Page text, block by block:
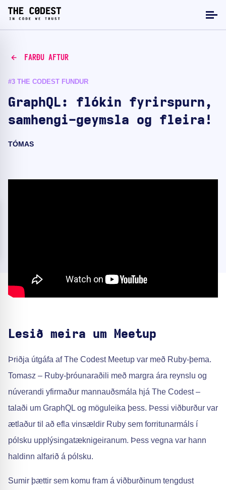
FARÐU AFTUR
#3 THE CODEST FUNDUR
GraphQL: flókin fyrirspurn,
samhengi-geymsla og fleira!
TÓMAS
Lesið meira um Meetup
Þriðja útgáfa af The Codest Meetup var með Ruby-þema.
Tomasz – Ruby-þróunaraðili með margra ára reynslu og
núverandi yfirmaður mannauðsmála hjá The Codest –
talaði um GraphQL og möguleika þess. Þessi viðburður var
ætlaður til að efla vinsældir Ruby sem forritunarmáls í
pólsku upplýsingatæknigeiranum. Þess vegna var hann
haldinn alfarið á pólsku.
Sumir þættir sem komu fram á viðburðinum tengdust